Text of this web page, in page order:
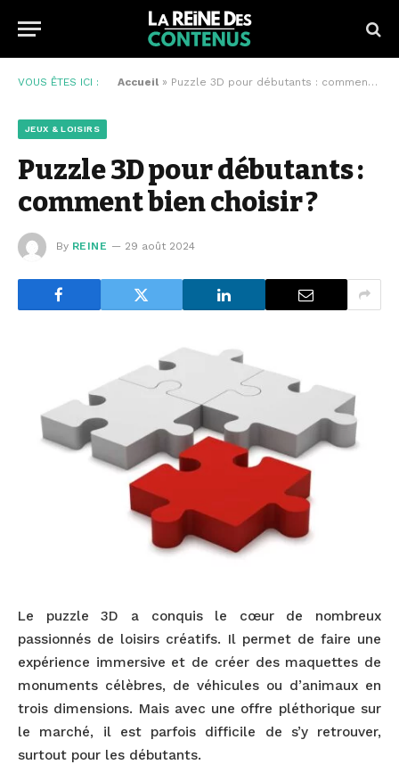
VOUS ÊTES ICI : Accueil » Puzzle 3D pour débutants : comment bien choisir ?
JEUX & LOISIRS
Puzzle 3D pour débutants :
comment bien choisir ?
By REINE 29 août 2024
Le puzzle 3D a conquis le cœur de nombreux
passionnés de loisirs créatifs. Il permet de faire une
expérience immersive et de créer des maquettes de
monuments célèbres, de véhicules ou d’animaux en
trois dimensions. Mais avec une offre pléthorique sur
le marché, il est parfois difficile de s’y retrouver,
surtout pour les débutants.